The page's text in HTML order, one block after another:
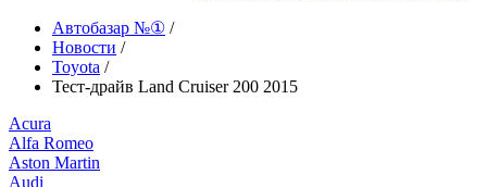
Автобазар №① /
Новости /
Toyota /
Тест-драйв Land Cruiser 200 2015
Acura
Alfa Romeo
Aston Martin
Audi